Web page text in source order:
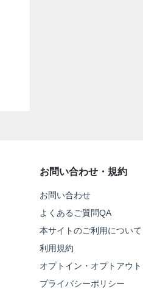
お問い合わせ・規約
お問い合わせ
よくあるご質問QA
本サイトのご利用について
利用規約
オプトイン・オプトアウト
プライバシーポリシー